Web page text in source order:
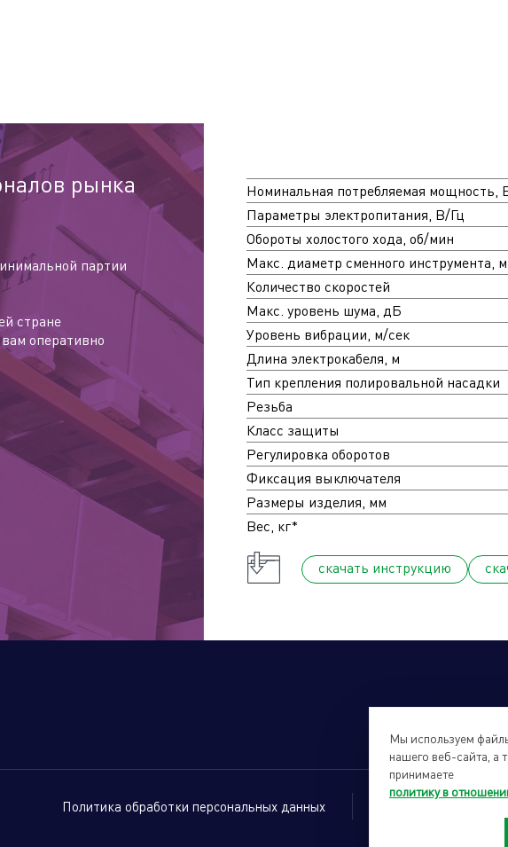
рынка
партии
стране
оперативно
Номинальная потребляемая мощность,
Параметры электропитания, В/Гц
Обороты холостого хода, об/мин
Макс. диаметр сменного инструмента,
Количество скоростей
Макс. уровень шума, дБ
Уровень вибрации, м/сек
Длина электрокабеля, м
Тип крепления полировальной насадки
Резьба
Класс защиты
Регулировка оборотов
Фиксация выключателя
Размеры изделия, мм
Вес, кг*
cкачать инструкцию
Политика обработки персональных данных
Мы используем
нашего веб-сайта, а
принимаете
политику в